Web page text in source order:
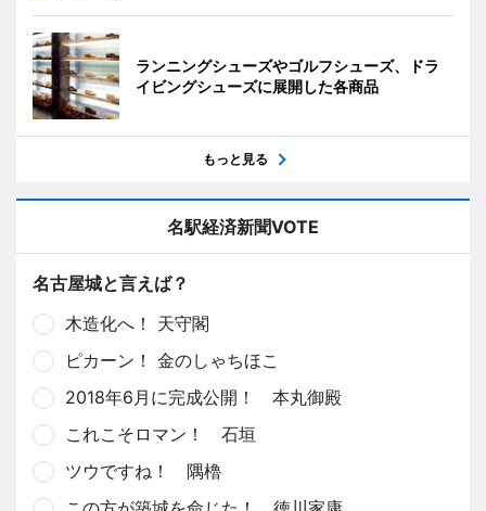
ランニングシューズやゴルフシューズ、ドラ
イビングシューズに展開した各商品
もっと見る
名駅経済新聞VOTE
名古屋城と言えば？
木造化へ！ 天守閣
ピカーン！ 金のしゃちほこ
2018年6月に完成公開！ 本丸御殿
これこそロマン！ 石垣
ツウですね！ 隅櫓